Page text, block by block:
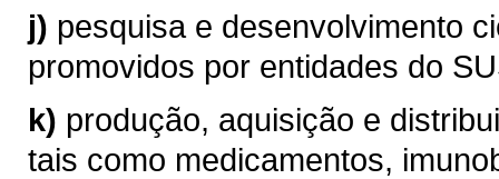
j) pesquisa e desenvolvimento
promovidos por entidades do
k) produção, aquisição e
tais como medicamentos,